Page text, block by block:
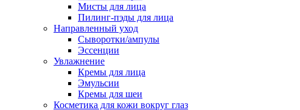
Мисты для лица
Пилинг-пэды для лица
Направленный уход
Сыворотки/ампулы
Эссенции
Увлажнение
Кремы для лица
Эмульсии
Кремы для шеи
Косметика для кожи вокруг глаз